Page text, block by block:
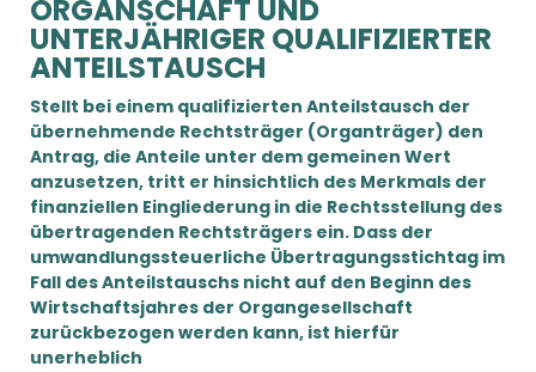
ORGANSCHAFT UND
UNTERJÄHRIGER QUALIFIZIERTER
ANTEILSTAUSCH
Stellt bei einem qualifizierten Anteilstausch der
übernehmende Rechtsträger (Organträger) den
Antrag, die Anteile unter dem gemeinen Wert
anzusetzen, tritt er hinsichtlich des Merkmals der
finanziellen Eingliederung in die Rechtsstellung des
übertragenden Rechtsträgers ein. Dass der
umwandlungssteuerliche Übertragungsstichtag im
Fall des Anteilstauschs nicht auf den Beginn des
Wirtschaftsjahres der Organgesellschaft
zurückbezogen werden kann, ist hierfür
unerheblich